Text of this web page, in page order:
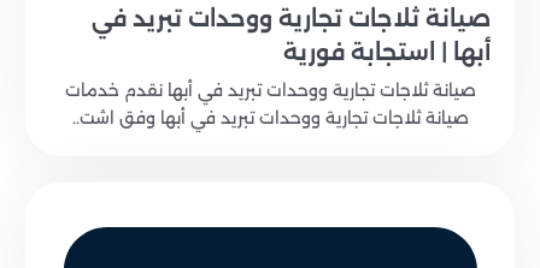
صيانة ثلاجات تجارية ووحدات تبريد في
أبها | استجابة فورية
صيانة ثلاجات تجارية ووحدات تبريد في أبها نقدم خدمات
صيانة ثلاجات تجارية ووحدات تبريد في أبها وفق اشت..